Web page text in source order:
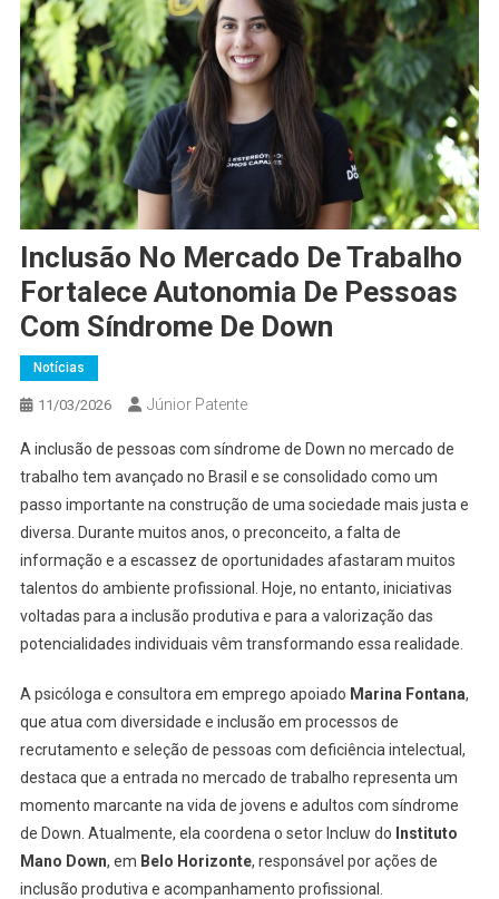
Inclusão No Mercado De Trabalho
Fortalece Autonomia De Pessoas
Com Síndrome De Down
Notícias
11/03/2026 Júnior Patente
A inclusão de pessoas com síndrome de Down no mercado de
trabalho tem avançado no Brasil e se consolidado como um
passo importante na construção de uma sociedade mais justa e
diversa. Durante muitos anos, o preconceito, a falta de
informação e a escassez de oportunidades afastaram muitos
talentos do ambiente profissional. Hoje, no entanto, iniciativas
voltadas para a inclusão produtiva e para a valorização das
potencialidades individuais vêm transformando essa realidade.
A psicóloga e consultora em emprego apoiado Marina Fontana,
que atua com diversidade e inclusão em processos de
recrutamento e seleção de pessoas com deficiência intelectual,
destaca que a entrada no mercado de trabalho representa um
momento marcante na vida de jovens e adultos com síndrome
de Down. Atualmente, ela coordena o setor Incluw do Instituto
Mano Down, em Belo Horizonte, responsável por ações de
inclusão produtiva e acompanhamento profissional.